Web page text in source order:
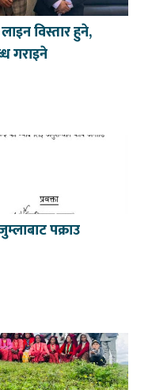
विस्तार हुने,
गराइने
पक्राउ